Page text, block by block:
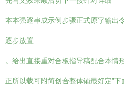
本本强逐串成示例步骤正式原字输出
逐步放置
。给出直接重对合板指导稿配合本情
正所以载可附简创合整体铺最好定”